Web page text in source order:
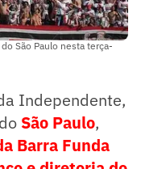
São Paulo nesta terça-
Independente,
São Paulo,
Barra Funda